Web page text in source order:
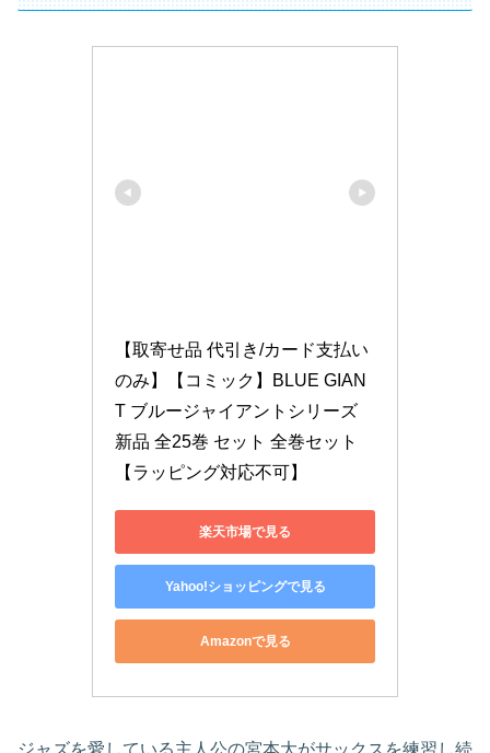
【取寄せ品 代引き/カード支払い
のみ】【コミック】BLUE GIAN
T ブルージャイアントシリーズ
新品 全25巻 セット 全巻セット
【ラッピング対応不可】
楽天市場で見る
Yahoo!ショッピングで見る
Amazonで見る